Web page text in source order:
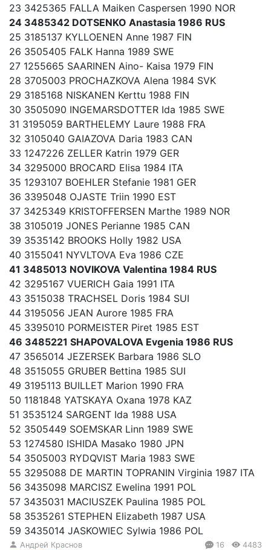
23 3425365 FALLA Maiken Caspersen 1990 NOR
24 3485342 DOTSENKO Anastasia 1986 RUS
25 3185137 KYLLOENEN Anne 1987 FIN
26 3505405 FALK Hanna 1989 SWE
27 1255665 SAARINEN Aino- Kaisa 1979 FIN
28 3705003 PROCHAZKOVA Alena 1984 SVK
29 3185168 NISKANEN Kerttu 1988 FIN
30 3505090 INGEMARSDOTTER Ida 1985 SWE
31 3195059 BARTHELEMY Laure 1988 FRA
32 3105040 GAIAZOVA Daria 1983 CAN
33 1247226 ZELLER Katrin 1979 GER
34 3295000 BROCARD Elisa 1984 ITA
35 1293107 BOEHLER Stefanie 1981 GER
36 3395048 OJASTE Triin 1990 EST
37 3425349 KRISTOFFERSEN Marthe 1989 NOR
38 3105019 JONES Perianne 1985 CAN
39 3535142 BROOKS Holly 1982 USA
40 3155041 NYVLTOVA Eva 1986 CZE
41 3485013 NOVIKOVA Valentina 1984 RUS
42 3295167 VUERICH Gaia 1991 ITA
43 3515038 TRACHSEL Doris 1984 SUI
44 3195056 JEAN Aurore 1985 FRA
45 3395010 PORMEISTER Piret 1985 EST
46 3485221 SHAPOVALOVA Evgenia 1986 RUS
47 3565014 JEZERSEK Barbara 1986 SLO
48 3515055 GRUBER Bettina 1985 SUI
49 3195113 BUILLET Marion 1990 FRA
50 1181848 YATSKAYA Oxana 1978 KAZ
51 3535124 SARGENT Ida 1988 USA
52 3505449 SOEMSKAR Linn 1989 SWE
53 1274580 ISHIDA Masako 1980 JPN
54 3505003 RYDQVIST Maria 1983 SWE
55 3295088 DE MARTIN TOPRANIN Virginia 1987 ITA
56 3435098 MARCISZ Ewelina 1991 POL
57 3435031 MACIUSZEK Paulina 1985 POL
58 3535261 STEPHEN Elizabeth 1987 USA
59 3435014 JASKOWIEC Sylwia 1986 POL
Андрей Краснов 16 4483